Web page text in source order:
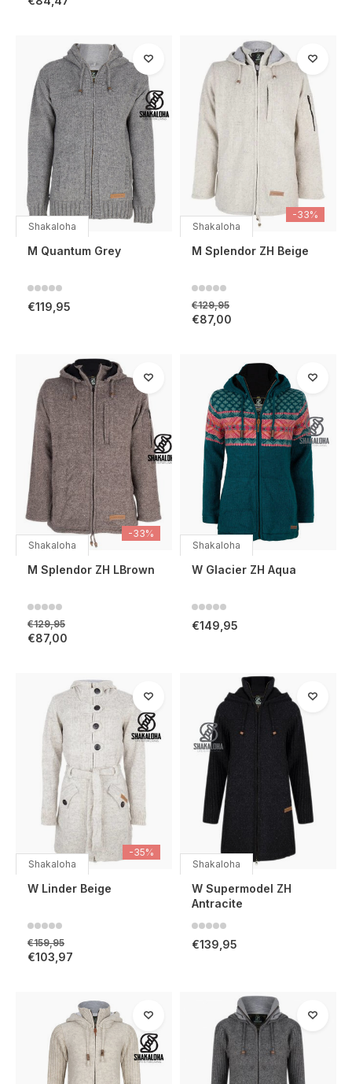
Shakaloha
M Quantum Grey
€119,95
-33%
Shakaloha
M Splendor ZH Beige
€129,95
€87,00
-33%
Shakaloha
M Splendor ZH LBrown
€129,95
€87,00
Shakaloha
W Glacier ZH Aqua
€149,95
-35%
Shakaloha
W Linder Beige
€159,95
€103,97
Shakaloha
W Supermodel ZH
Antracite
€139,95